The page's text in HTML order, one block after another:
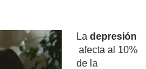
La depresión
afecta al 10%
de la